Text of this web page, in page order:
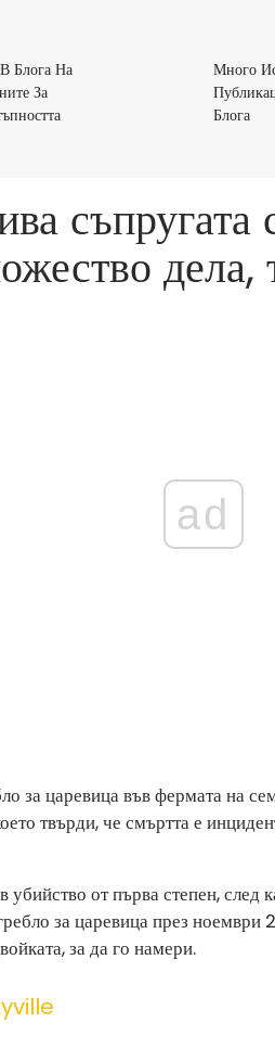
Блога На
За
Пост
За
Престъпността
Много
Блога
съпругата
дела,
ad
за царевица във фермата на
твърди, че смъртта е
от първа степен, след
за царевица през ноември
за да го намери.